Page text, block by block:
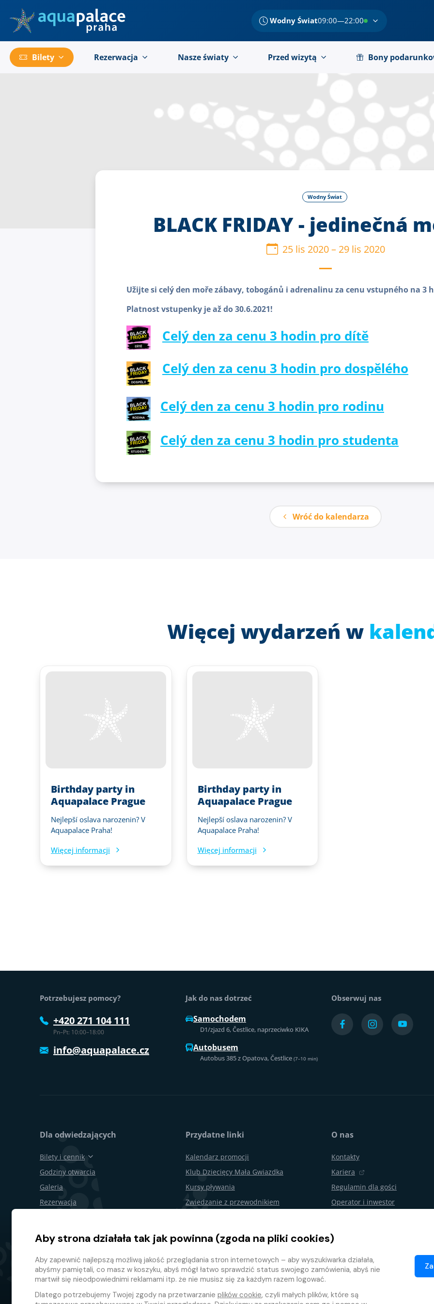
Wodny Świat09:00—22:00
Bilety Rezerwacja Nasze światy Przed wizytą Bony
Wodny Świat
BLACK FRIDAY - jedinečná
25 lis 2020– 29 lis 2020
Užijte si celý den moře zábavy, tobogánů i adrenalinu za cenu vstupného na 3
Platnost vstupenky je až do 30.6.2021!
Celý den za cenu 3 hodin pro dítě
Celý den za cenu 3 hodin pro dospělého
Celý den za cenu 3 hodin pro rodinu
Celý den za cenu 3 hodin pro studenta
Wróć do kalendarza
Więcej wydarzeń w
Birthday party in
Aquapalace Prague
Nejlepší oslava narozenin? V
Aquapalace Praha!
Więcej informacji
Birthday party in
Aquapalace Prague
Nejlepší oslava narozenin? V
Aquapalace Praha!
Więcej informacji
Potrzebujesz pomocy?
+420 271 104 111
Pn–Pt: 10:00–18:00
info@aquapalace.cz
Jak do nas dotrzeć
Samochodem
D1/zjazd 6, Čestlice, naprzeciwko KIKA
Autobusem
Autobus 385 z Opatova, Čestlice (7–10 min)
Obserwuj nas
Dla odwiedzających
Bilety i cennik
Godziny otwarcia
Galeria
Rezerwacja
Mapa terenu
Przydatne linki
Kalendarz promocji
Klub Dziecięcy Mała Gwiazdka
Kursy pływania
Zwiedzanie z przewodnikiem
Odstąpienie od umowy
Program lojalnościowy
O nas
Kontakty
Kariera
Regulamin dla gości
Operator i inwestor
Partnerski e-shop
Aby strona działała tak jak powinna (zgoda na pliki cookies)
Aby zapewnić najlepszą możliwą jakość przeglądania stron internetowych – aby wyszukiwarka działała,
abyśmy pamiętali, co masz w koszyku, abyś mógł łatwo sprawdzić status swojego zamówienia, abyś nie
martwił się nieodpowiednimi reklamami itp. że nie musisz się za każdym razem logować.
Dlatego potrzebujemy Twojej zgody na przetwarzanie plików cookie, czyli małych plików, które są